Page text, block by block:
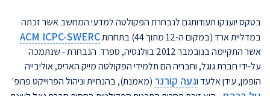
בטקס יוענקו תעודותגם לנבחרת הפקולטה למדעי המחשב אשר זכתה
במדליית ארד (במקום ה-12 מתוך 44) בתחרות
ACM ICPC-SWERC
אשר התקיימה בנובמבר 2012 בוולנסיה, ספרד. הנבחרת - שנתמכה
על-ידי חברת גוגל, וחבריה הם תלמידי הפקולטה מייק האריס, אוליבייה
הופמן, עידן אלעד ונעה קורנר (מאמנת), בהנחיית וניהול הפרוייקט פרופ'